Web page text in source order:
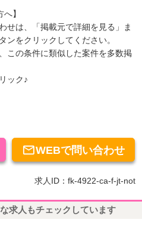
】
せは、「掲載元で詳細を見る」ま
ンをクリックしてください。
この条件に類似した案件を多数掲
ック♪
WEBで問い合わせ
求人ID：fk-4922-ca-f-jt-not
求人もチェックしています